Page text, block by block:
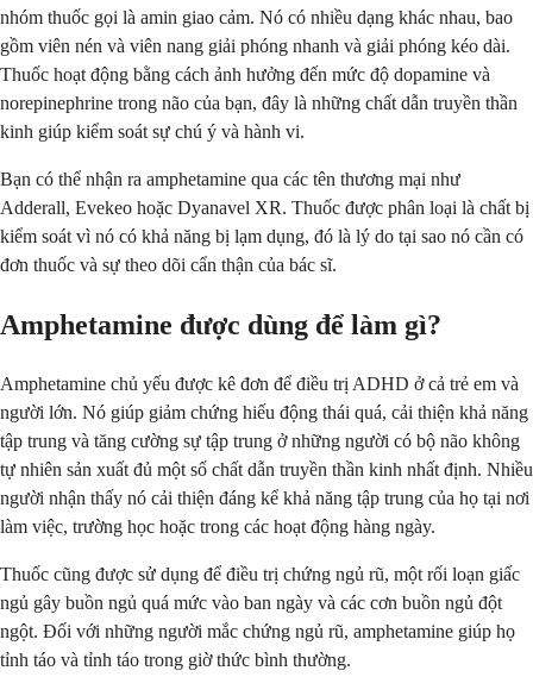
nhóm thuốc gọi là amin giao cảm. Nó có nhiều dạng khác nhau, bao
gồm viên nén và viên nang giải phóng nhanh và giải phóng kéo dài.
Thuốc hoạt động bằng cách ảnh hưởng đến mức độ dopamine và
norepinephrine trong não của bạn, đây là những chất dẫn truyền thần
kinh giúp kiểm soát sự chú ý và hành vi.
Bạn có thể nhận ra amphetamine qua các tên thương mại như
Adderall, Evekeo hoặc Dyanavel XR. Thuốc được phân loại là chất bị
kiểm soát vì nó có khả năng bị lạm dụng, đó là lý do tại sao nó cần có
đơn thuốc và sự theo dõi cẩn thận của bác sĩ.
Amphetamine được dùng để làm gì?
Amphetamine chủ yếu được kê đơn để điều trị ADHD ở cả trẻ em và
người lớn. Nó giúp giảm chứng hiếu động thái quá, cải thiện khả năng
tập trung và tăng cường sự tập trung ở những người có bộ não không
tự nhiên sản xuất đủ một số chất dẫn truyền thần kinh nhất định. Nhiều
người nhận thấy nó cải thiện đáng kể khả năng tập trung của họ tại nơi
làm việc, trường học hoặc trong các hoạt động hàng ngày.
Thuốc cũng được sử dụng để điều trị chứng ngủ rũ, một rối loạn giấc
ngủ gây buồn ngủ quá mức vào ban ngày và các cơn buồn ngủ đột
ngột. Đối với những người mắc chứng ngủ rũ, amphetamine giúp họ
tỉnh táo và tỉnh táo trong giờ thức bình thường.